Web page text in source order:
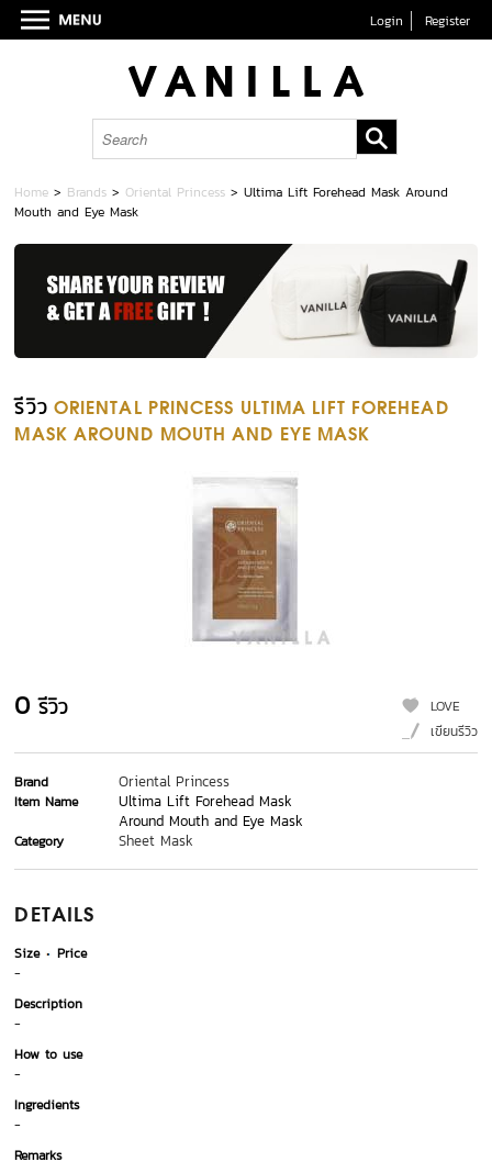
Login Register
Home > Brands > Oriental Princess >Ultima Lift Forehead Mask Around
Mouth and Eye Mask
รีวิว ORIENTAL PRINCESS ULTIMA LIFT FOREHEAD
MASK AROUND MOUTH AND EYE MASK
0 รีวิว
LOVE
เขียนรีวิว
Brand Oriental Princess
Item Name
Ultima Lift Forehead Mask
Around Mouth and Eye Mask
Category Sheet Mask
DETAILS
Size
Price
-
Description
-
How to use
-
Ingredients
-
Remarks